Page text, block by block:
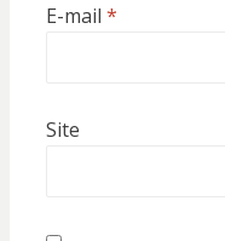
E-mail *
Site